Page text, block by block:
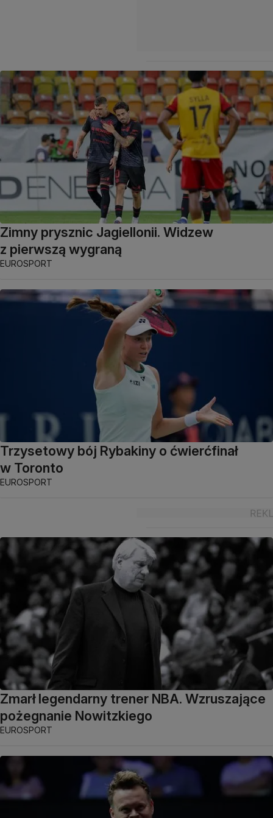
Zimny prysznic Jagiellonii. Widzew
z pierwszą wygraną
EUROSPORT
Trzysetowy bój Rybakiny o ćwierćfinał
w Toronto
EUROSPORT
Zmarł legendarny trener NBA. Wzruszające
pożegnanie Nowitzkiego
EUROSPORT